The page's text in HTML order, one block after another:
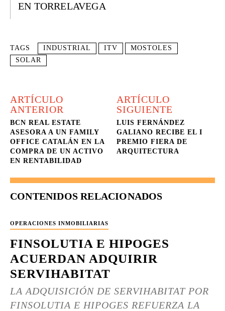
EN TORRELAVEGA
TAGS INDUSTRIAL ITV
MOSTOLES
SOLAR
ARTÍCULO
ANTERIOR
BCN REAL ESTATE
ASESORA A UN FAMILY
OFFICE CATALÁN EN LA
COMPRA DE UN ACTIVO
EN RENTABILIDAD
ARTÍCULO
SIGUIENTE
LUIS FERNÁNDEZ
GALIANO RECIBE EL I
PREMIO FIERA DE
ARQUITECTURA
CONTENIDOS RELACIONADOS
OPERACIONES INMOBILIARIAS
FINSOLUTIA E HIPOGES
ACUERDAN ADQUIRIR
SERVIHABITAT
LA ADQUISICIÓN DE SERVIHABITAT POR
FINSOLUTIA E HIPOGES REFUERZA LA